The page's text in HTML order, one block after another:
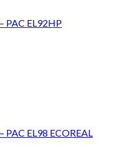
PAC EL92HP
EL98 ECOREAL